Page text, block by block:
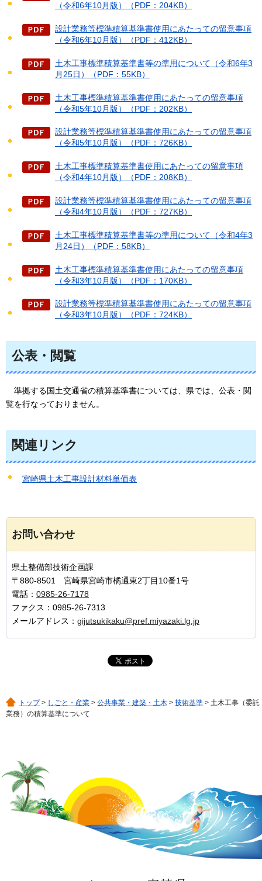
（令和6年10月版）（PDF：204KB）
設計業務等標準積算基準書使用にあたっての留意事項
（令和6年10月版）（PDF：412KB）
土木工事標準積算基準書等の準用について（令和6年3
月25日）（PDF：55KB）
土木工事標準積算基準書使用にあたっての留意事項
（令和5年10月版）（PDF：202KB）
設計業務等標準積算基準書使用にあたっての留意事項
（令和5年10月版）（PDF：726KB）
土木工事標準積算基準書使用にあたっての留意事項
（令和4年10月版）（PDF：208KB）
設計業務等標準積算基準書使用にあたっての留意事項
（令和4年10月版）（PDF：727KB）
土木工事標準積算基準書等の準用について（令和4年3
月24日）（PDF：58KB）
土木工事標準積算基準書使用にあたっての留意事項
（令和3年10月版）（PDF：170KB）
設計業務等標準積算基準書使用にあたっての留意事項
（令和3年10月版）（PDF：724KB）
公表・閲覧
準拠する国土交通省の積算基準書については、県では、公表・閲
覧を行なっておりません。
関連リンク
宮崎県土木工事設計材料単価表
お問い合わせ
県土整備部技術企画課
〒880-8501 宮崎県宮崎市橘通東2丁目10番1号
電話： 0985-26-7178
ファクス：0985-26-7313
メールアドレス： gijutsukikaku@pref.miyazaki.lg.jp
トップ> しごと・産業 > 公共事業・建築・土木 > 技術基準 > 土木工事（委託
業務）の積算基準について